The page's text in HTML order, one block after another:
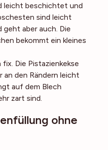
leicht beschichtet und
sind leicht
aber auch. Die
bekommt ein kleines
Die Pistazienkekse
an den Rändern leicht
auf dem Blech
zart sind.
ohne